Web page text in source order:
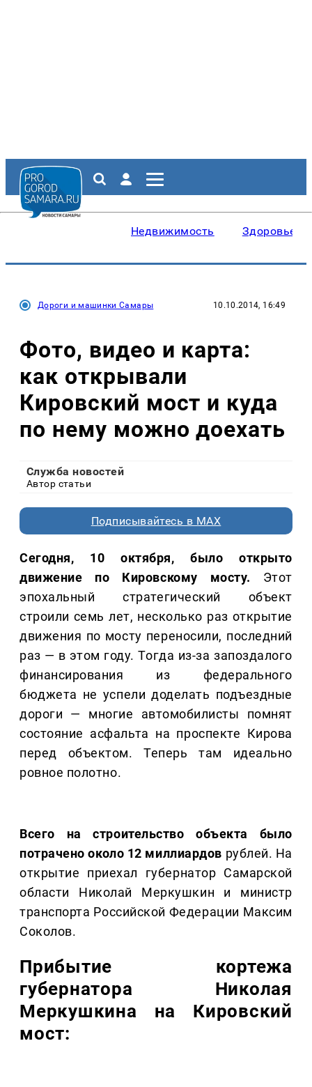
Недвижимость Здоровье
Дороги и машинки Самары 10.10.2014, 16:49
Фото, видео и карта:
как открывали
Кировский мост и куда
по нему можно доехать
Служба новостей
Автор статьи
Подписывайтесь в MAX
Сегодня, 10 октября, было открыто
движение по Кировскому мосту. Этот
эпохальный стратегический объект
строили семь лет, несколько раз открытие
движения по мосту переносили, последний
раз — в этом году. Тогда из-за запоздалого
финансирования из федерального
бюджета не успели доделать подъездные
дороги — многие автомобилисты помнят
состояние асфальта на проспекте Кирова
перед объектом. Теперь там идеально
ровное полотно.
Всего на строительство объекта было
потрачено около 12 миллиардов рублей. На
открытие приехал губернатор Самарской
области Николай Меркушкин и министр
транспорта Российской Федерации Максим
Соколов.
Прибытие кортежа
губернатора Николая
Меркушкина на Кировский
мост: